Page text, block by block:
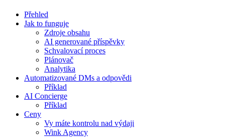
Přehled
Jak to funguje
Zdroje obsahu
AI generované příspěvky
Schvalovací proces
Plánovač
Analytika
Automatizované DMs a odpovědi
Příklad
AI Concierge
Příklad
Ceny
Vy máte kontrolu nad výdaji
Wink Agency